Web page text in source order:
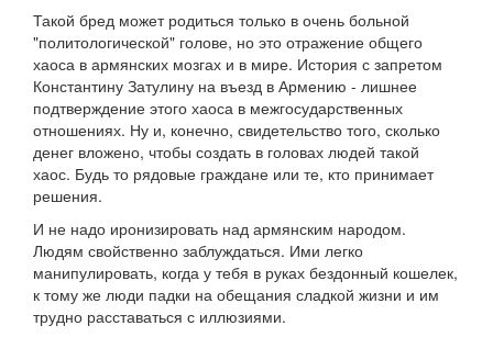
Такой бред может родиться только в очень больной
"политологической" голове, но это отражение общего
хаоса в армянских мозгах и в мире. История с запретом
Константину Затулину на въезд в Армению - лишнее
подтверждение этого хаоса в межгосударственных
отношениях. Ну и, конечно, свидетельство того, сколько
денег вложено, чтобы создать в головах людей такой
хаос. Будь то рядовые граждане или те, кто принимает
решения.
И не надо иронизировать над армянским народом.
Людям свойственно заблуждаться. Ими легко
манипулировать, когда у тебя в руках бездонный кошелек,
к тому же люди падки на обещания сладкой жизни и им
трудно расставаться с иллюзиями.